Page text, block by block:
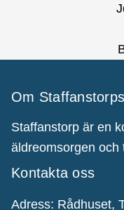
Om
Staffanstorp är en
äldreomsorgen och
Kontakta oss
Adress: Rådhuset,